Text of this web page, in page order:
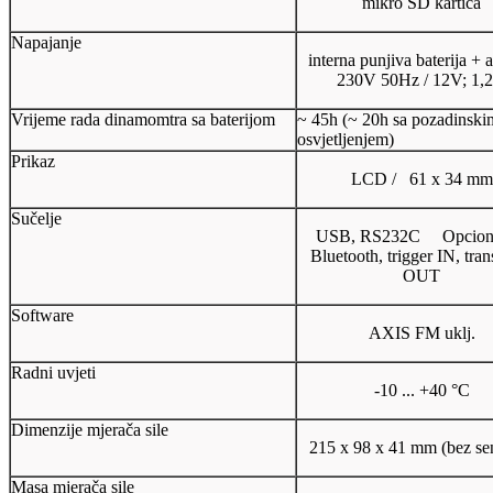
Napajanje
interna punjiva baterija +
230V 50Hz / 12V;
Vrijeme rada dinamomtra sa baterijom
~ 45h (~ 20h sa
osvjetljenjem)
Prikaz
LCD / 61 x 34 mm
Sučelje
USB, RS232C
Bluetooth, trigger IN,
OUT
Software
AXIS FM uklj.
Radni uvjeti
-10 ... +40 °C
Dimenzije mjerača sile
215 x 98 x 41 mm (bez
Masa mjerača sile